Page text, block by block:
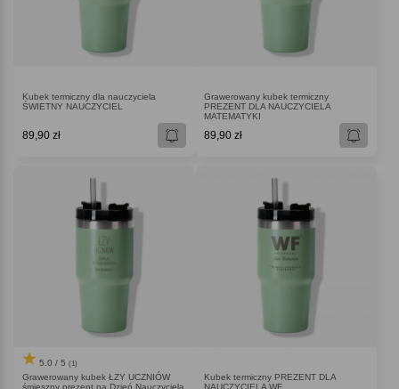
Kubek termiczny dla nauczyciela
ŚWIETNY NAUCZYCIEL
89,90 zł
Grawerowany kubek termiczny
PREZENT DLA NAUCZYCIELA
MATEMATYKI
89,90 zł
5.0 / 5 (1)
Grawerowany kubek ŁZY UCZNIÓW
śmieszny prezent na Dzień Nauczyciela
Kubek termiczny PREZENT DLA
NAUCZYCIELA WF